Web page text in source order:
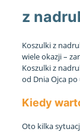
z
Koszulki z
wiele okazji –
Koszulki z
od Dnia Ojca
Kiedy
Oto kilka